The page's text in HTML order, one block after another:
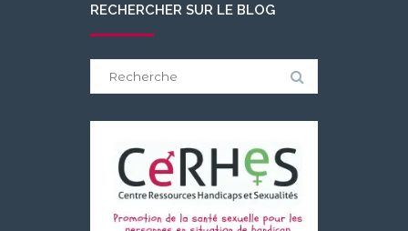
RECHERCHER SUR LE BLOG